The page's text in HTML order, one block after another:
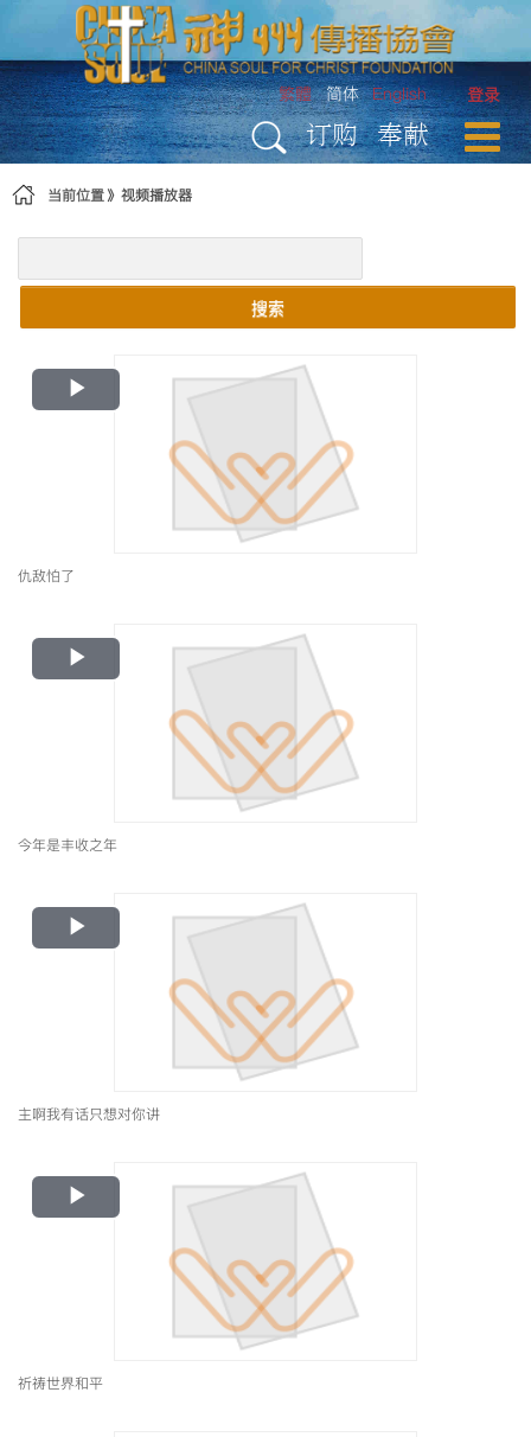
跳转到内容
登录
繁體 简体 English
订购 奉献
当前位置 视频播放器
搜索
Play
Video
仇敌怕了
Play
Video
今年是丰收之年
Play
Video
主啊我有话只想对你讲
Play
Video
祈祷世界和平